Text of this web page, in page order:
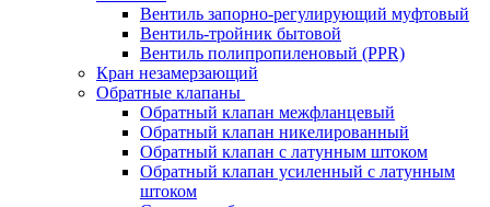
Вентиль запорно-регулирующий муфтовый
Вентиль-тройник бытовой
Вентиль полипропиленовый (PPR)
Кран незамерзающий
Обратные клапаны
Обратный клапан межфланцевый
Обратный клапан никелированный
Обратный клапан с латунным штоком
Обратный клапан усиленный с латунным
штоком